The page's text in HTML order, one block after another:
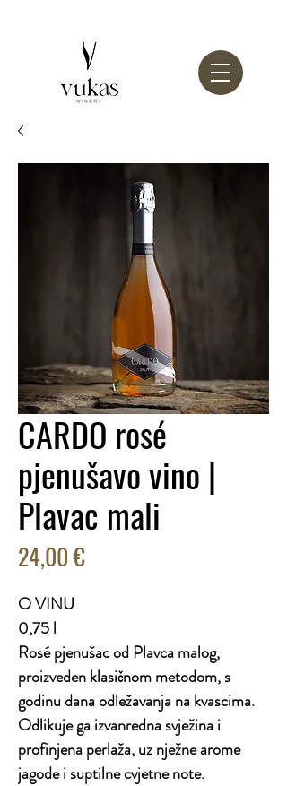
CARDO rosé
pjenušavo vino |
Plavac mali
24,00 €Cijena
O VINU
0,75 l
Rosé pjenušac od Plavca malog,
proizveden klasičnom metodom, s
godinu dana odležavanja na kvascima.
Odlikuje ga izvanredna svježina i
profinjena perlaža, uz nježne arome
jagode i suptilne cvjetne note.